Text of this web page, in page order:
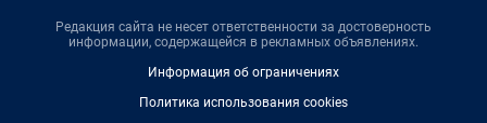
Редакция сайта не несет ответственности за достоверность
информации, содержащейся в рекламных объявлениях.
Информация об ограничениях
Политика использования cookies